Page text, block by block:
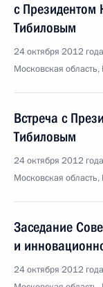
с
Тибиловым
24 октября 2012
Московская
Встреча с
Тибиловым
24 октября 2012
Московская
Заседание
и
24 октября 2012